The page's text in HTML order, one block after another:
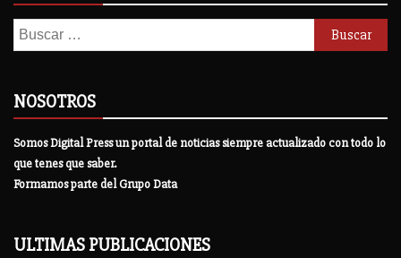
Buscar:
NOSOTROS
Somos Digital Press un portal de noticias siempre actualizado con todo lo
que tenes que saber.
Formamos parte del Grupo Data
ULTIMAS PUBLICACIONES